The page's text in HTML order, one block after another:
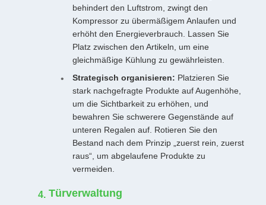
behindert den Luftstrom, zwingt den
Kompressor zu übermäßigem Anlaufen und
erhöht den Energieverbrauch. Lassen Sie
Platz zwischen den Artikeln, um eine
gleichmäßige Kühlung zu gewährleisten.
Strategisch organisieren: Platzieren Sie
stark nachgefragte Produkte auf Augenhöhe,
um die Sichtbarkeit zu erhöhen, und
bewahren Sie schwerere Gegenstände auf
unteren Regalen auf. Rotieren Sie den
Bestand nach dem Prinzip „zuerst rein, zuerst
raus“, um abgelaufene Produkte zu
vermeiden.
Türverwaltung